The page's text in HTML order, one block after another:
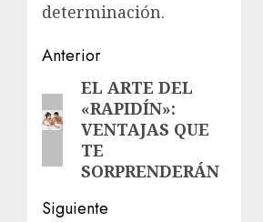
determinación.
Navegación
de
entradas
Anterior
Entrada
anterior:
EL ARTE DEL
«RAPIDÍN»:
VENTAJAS QUE
TE
SORPRENDERÁN
Siguiente